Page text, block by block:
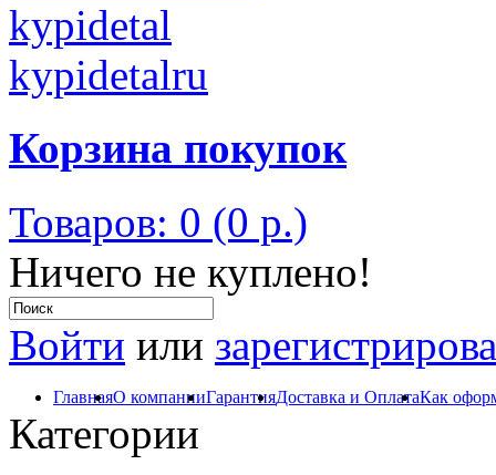
kypidetal
kypidetalru
Корзина покупок
Товаров: 0 (0 р.)
Ничего не куплено!
Войти или
ГлавнаяО компанииГарантияДоставка и ОплатаКак
Категории